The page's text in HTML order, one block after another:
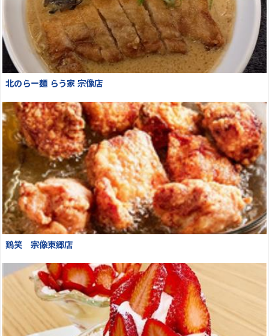
北のらー麺 らう家 宗像店
鶏笑 宗像東郷店